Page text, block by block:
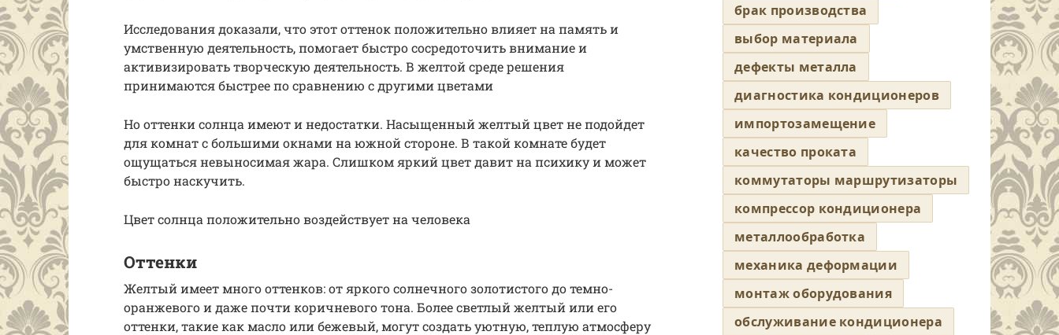
Исследования доказали, что этот оттенок положительно влияет на память и
умственную деятельность, помогает быстро сосредоточить внимание и
активизировать творческую деятельность. В желтой среде решения
принимаются быстрее по сравнению с другими цветами
Но оттенки солнца имеют и недостатки. Насыщенный желтый цвет не подойдет
для комнат с большими окнами на южной стороне. В такой комнате будет
ощущаться невыносимая жара. Слишком яркий цвет давит на психику и может
быстро наскучить.
Цвет солнца положительно воздействует на человека
Оттенки
Желтый имеет много оттенков: от яркого солнечного золотистого до темно-
оранжевого и даже почти коричневого тона. Более светлый желтый или его
оттенки, такие как масло или бежевый, могут создать уютную, теплую атмосферу
брак производства
выбор материала
дефекты металла
диагностика кондиционеров
импортозамещение
качество проката
коммутаторы маршрутизаторы
компрессор кондиционера
металлообработка
механика деформации
монтаж оборудования
обслуживание кондиционера